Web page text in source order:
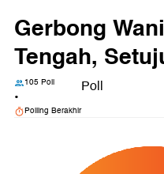
Gerbong
Tengah,
105 Poll
•
Polling Berakhir
Poll